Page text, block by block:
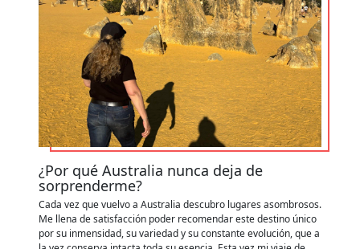
¿Por qué Australia nunca deja de
sorprenderme?
Cada vez que vuelvo a Australia descubro lugares asombrosos.
Me llena de satisfacción poder recomendar este destino único
por su inmensidad, su variedad y su constante evolución, que a